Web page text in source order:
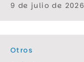
9 de julio de 2026
Otros